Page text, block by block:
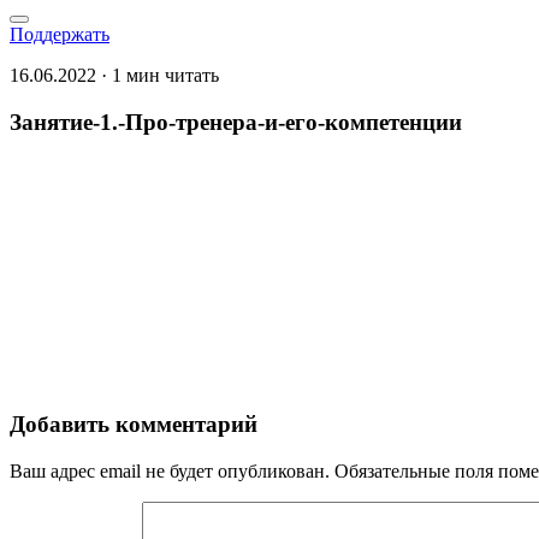
Поддержать
16.06.2022 · 1 мин читать
Занятие-1.-Про-тренера-и-его-компетенции
Добавить комментарий
Ваш адрес email не будет опубликован. Обязательные поля